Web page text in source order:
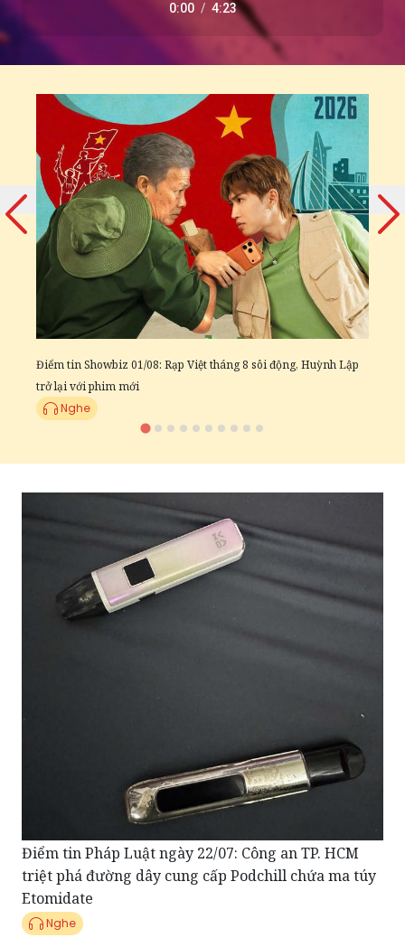
0:00 / 4:23
Điểm tin Showbiz 01/08: Rạp Việt tháng 8 sôi động, Huỳnh Lập
trở lại với phim mới
Nghe
Điểm tin Pháp Luật ngày 22/07: Công an TP. HCM
triệt phá đường dây cung cấp Podchill chứa ma túy
Etomidate
Nghe